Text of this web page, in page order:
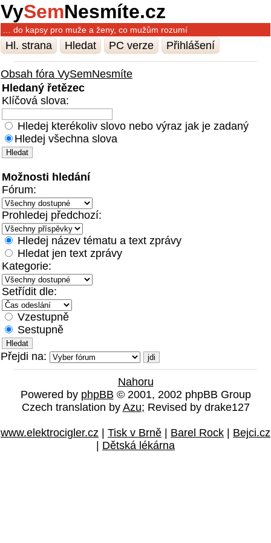
VySemNesmíte.cz
… do kapsy pro muže a ženy, co mužům rozumí
Hl. strana Hledat PC verze Přihlášení
Obsah fóra VySemNesmíte
Hledaný řetězec
Klíčová slova:
Hledej kterékoliv slovo nebo výraz jak je zadaný
Hledej všechna slova
Možnosti hledání
Fórum:
Prohledej předchozí:
Hledej název tématu a text zprávy
Hledat jen text zprávy
Kategorie:
Setřídit dle:
Vzestupně
Sestupně
Přejdi na:
Nahoru
Powered by phpBB © 2001, 2002 phpBB Group
Czech translation by Azu; Revised by drake127
www.elektrocigler.cz Tisk v Brně Barel Rock
Bejci.cz
Dětská lékárna